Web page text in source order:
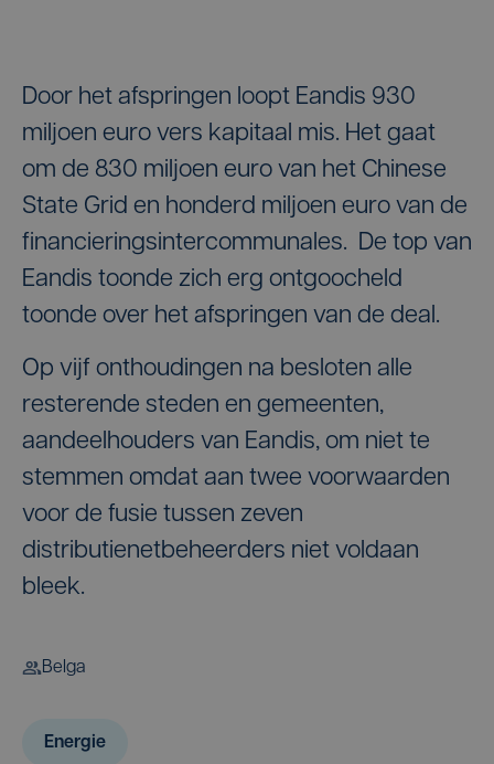
Door het afspringen loopt Eandis 930
miljoen euro vers kapitaal mis. Het gaat
om de 830 miljoen euro van het Chinese
State Grid en honderd miljoen euro van de
financieringsintercommunales. De top van
Eandis toonde zich erg ontgoocheld
toonde over het afspringen van de deal.
Op vijf onthoudingen na besloten alle
resterende steden en gemeenten,
aandeelhouders van Eandis, om niet te
stemmen omdat aan twee voorwaarden
voor de fusie tussen zeven
distributienetbeheerders niet voldaan
bleek.
Belga
Energie